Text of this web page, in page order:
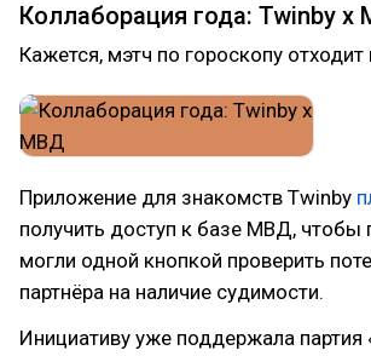
Коллаборация года: Twinby x
Кажется, мэтч по гороскопу
Приложение для знакомств Twinby
получить доступ к базе МВД, чтобы
могли одной кнопкой проверить
партнёра на наличие судимости.
Инициативу уже поддержала